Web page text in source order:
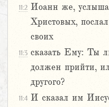
11:2 Иоанн же,
Христовых,
своих
11:3 сказать Ему: Ты
должен прийти,
другого?
11:4 И сказал им